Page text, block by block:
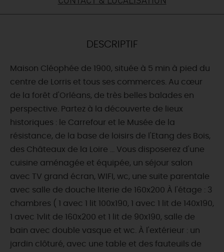
CETTE SEMAINE
TOUT L'AGENDA
DESCRIPTIF
Maison Cléophée de 1900, située à 5 min à pied du
centre de Lorris et tous ses commerces. Au cœur
de la forêt d'Orléans, de très belles balades en
perspective. Partez à la découverte de lieux
historiques : le Carrefour et le Musée de la
résistance, de la base de loisirs de l'Etang des Bois,
des Châteaux de la Loire … Vous disposerez d'une
cuisine aménagée et équipée, un séjour salon
avec TV grand écran, WIFI, wc, une suite parentale
avec salle de douche literie de 160x200 À l'étage : 3
chambres ( 1 avec 1 lit 100x190, 1 avec 1 lit de 140x190,
1 avec 1vlit de 160x200 et 1 lit de 90x190, salle de
bain avec double vasque et wc. À l'extérieur : un
jardin clôturé, avec une table et des fauteuils de